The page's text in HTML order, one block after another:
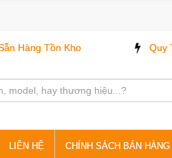
Hàng Tồn Kho Quy
LIÊN HỆ CHÍNH SÁCH BÁN HÀNG